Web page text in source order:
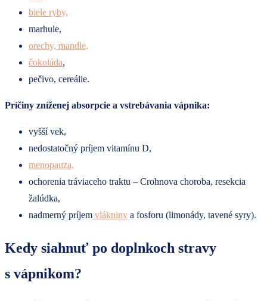
biele ryby,
marhule,
orechy, mandle,
čokoláda,
pečivo, cereálie.
Príčiny zníženej absorpcie a vstrebávania vápnika:
vyšší vek,
nedostatočný príjem vitamínu D,
menopauza,
ochorenia tráviaceho traktu – Crohnova choroba, resekcia
žalúdka,
nadmerný príjem vlákniny a fosforu (limonády, tavené syry).
Kedy siahnuť po doplnkoch stravy
s vápnikom?